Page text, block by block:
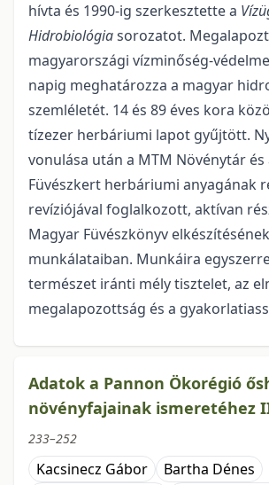
hívta és 1990-ig szerkesztette a
Hidrobiológiasorozatot.
magyarországi vízminőség-
napig meghatározza a magyar
szemléletét. 14 és 89 éves kora
tízezer herbáriumi lapot gyűjtött.
vonulása után a MTM Növénytár és
Füvészkert herbáriumi anyagának
revíziójával foglalkozott, aktívan
Magyar Füvészkönyv elkészítésének
munkálataiban. Munkáira
természet iránti mély tisztelet, az
megalapozottság és a
Adatok a Pannon Ökorégió
növényfajainak ismeretéhez
233–252
Kacsinecz Gábor
Bartha Dénes